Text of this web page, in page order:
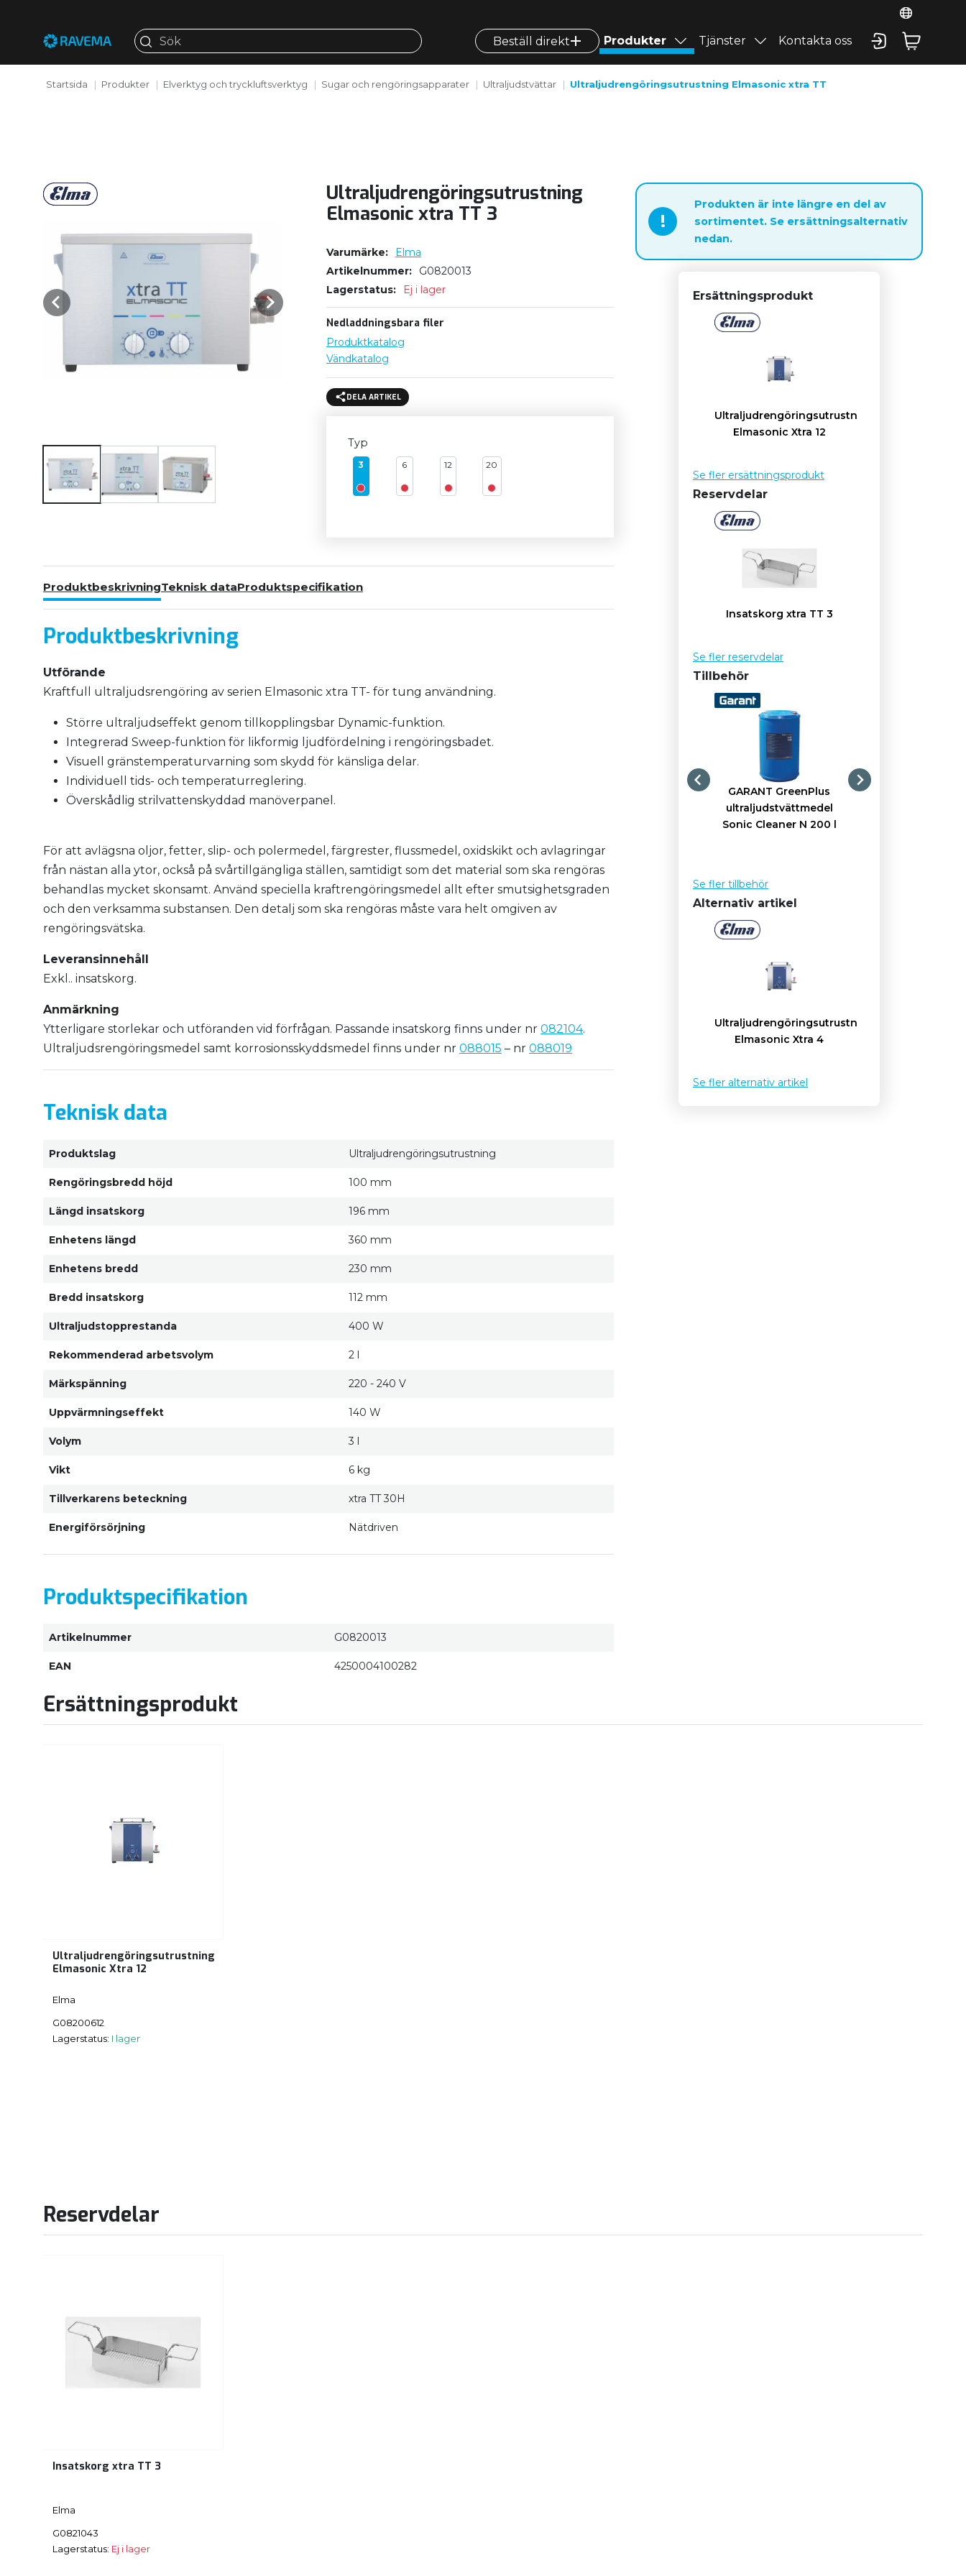
Beställ direkt Produkter Tjänster Kontakta oss
Startsida Produkter Elverktyg och tryckluftsverktyg Sugar och rengöringsapparater Ultraljudstvättar Ultraljudrengöringsutrustning Elmasonic xtra TT
Ultraljudrengöringsutrustning
Elmasonic xtra TT 3
!
Produkten är inte längre en del av
sortimentet. Se ersättningsalternativ
nedan.
Ersättningsprodukt
Ultraljudrengöringsutrustning
Elmasonic Xtra 12
Se fler ersättningsprodukt
Reservdelar
Insatskorg xtra TT 3
Se fler reservdelar
Tillbehör
GARANT GreenPlus
ultraljudstvättmedel
Sonic Cleaner N 200 l
Se fler tillbehör
Alternativ artikel
Ultraljudrengöringsutrustning
Elmasonic Xtra 4
Se fler alternativ artikel
Varumärke
Elma
Artikelnummer
G0820013
Lagerstatus
Ej i lager
Nedladdningsbara filer
Produktkatalog
Vändkatalog
DELA ARTIKEL
Typ
3 6 12 20
ProduktbeskrivningTeknisk dataProduktspecifikation
Produktbeskrivning
Utförande
Kraftfull ultraljudsrengöring av serien Elmasonic xtra TT- för tung användning.
Större ultraljudseffekt genom tillkopplingsbar Dynamic-funktion.
Integrerad Sweep-funktion för likformig ljudfördelning i rengöringsbadet.
Visuell gränstemperaturvarning som skydd för känsliga delar.
Individuell tids- och temperaturreglering.
Överskådlig strilvattenskyddad manöverpanel.
För att avlägsna oljor, fetter, slip- och polermedel, färgrester, flussmedel, oxidskikt och avlagringar
från nästan alla ytor, också på svårtillgängliga ställen, samtidigt som det material som ska rengöras
behandlas mycket skonsamt. Använd speciella kraftrengöringsmedel allt efter smutsighetsgraden
och den verksamma substansen. Den detalj som ska rengöras måste vara helt omgiven av
rengöringsvätska.
Leveransinnehåll
Exkl.. insatskorg.
Anmärkning
Ytterligare storlekar och utföranden vid förfrågan. Passande insatskorg finns under nr 082104.
Ultraljudsrengöringsmedel samt korrosionsskyddsmedel finns under nr 088015 – nr 088019
Teknisk data
Produktslag Ultraljudrengöringsutrustning
Rengöringsbredd höjd 100 mm
Längd insatskorg 196 mm
Enhetens längd 360 mm
Enhetens bredd 230 mm
Bredd insatskorg 112 mm
Ultraljudstopprestanda 400 W
Rekommenderad arbetsvolym 2 l
Märkspänning 220 - 240 V
Uppvärmningseffekt 140 W
Volym 3 l
Vikt 6 kg
Tillverkarens beteckning xtra TT 30H
Energiförsörjning Nätdriven
Produktspecifikation
Artikelnummer G0820013
EAN 4250004100282
Ersättningsprodukt
Ultraljudrengöringsutrustning
Elmasonic Xtra 12
Elma
G08200612
Lagerstatus: I lager
Reservdelar
Insatskorg xtra TT 3
Elma
G0821043
Lagerstatus: Ej i lager